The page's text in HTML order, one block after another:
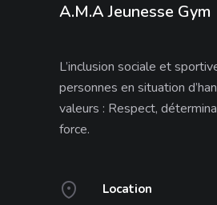
A.M.A Jeunesse Gym
L’inclusion sociale et
personnes en situation
valeurs : Respect,
force.
Location